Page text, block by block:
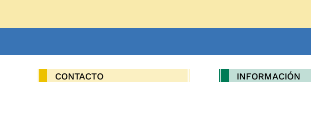
CONTACTO INFORMACIÓN